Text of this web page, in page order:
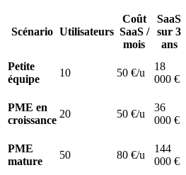
Scénario Utilisateurs
Coût
SaaS /
mois
SaaS
sur 3
ans
Petite
équipe
10 50 €/u
18
000 €
PME en
croissance
20 50 €/u
36
000 €
PME
mature
50 80 €/u
144
000 €